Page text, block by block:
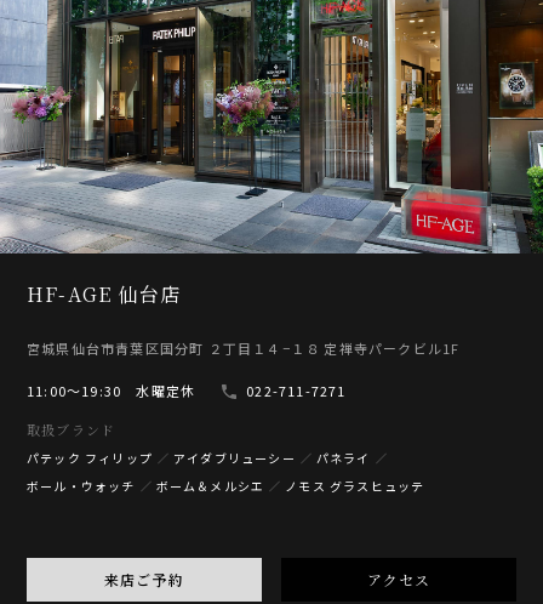
HF-AGE 仙台店
宮城県仙台市青葉区国分町 ２丁目１４−１８ 定禅寺パークビル1F
11:00〜19:30 水曜定休
022-711-7271
取扱ブランド
パテック フィリップ アイダブリューシー
パネライ
ボール・ウォッチ
ボーム＆メルシエ ノモス グラスヒュッテ
来店ご予約 アクセス